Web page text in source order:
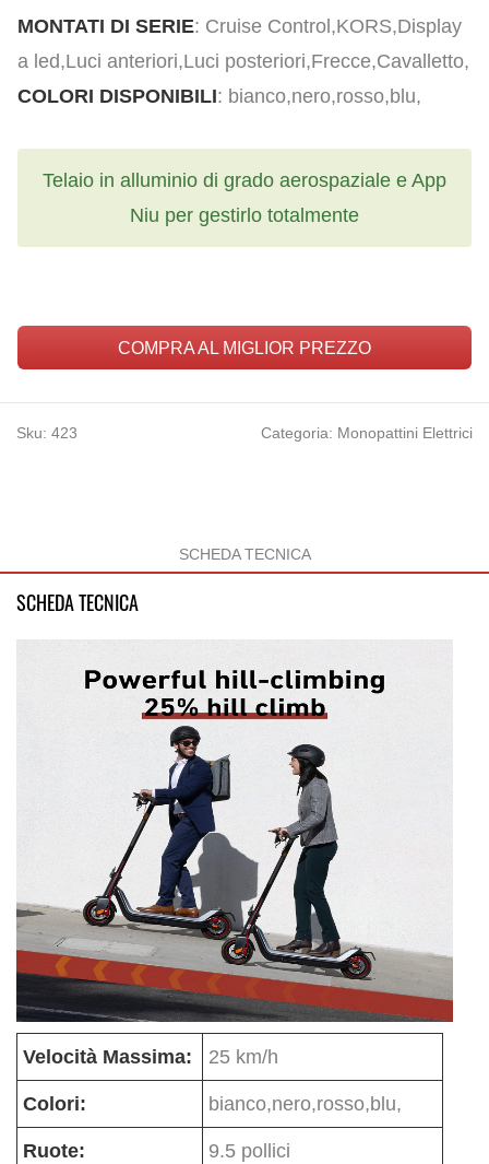
MONTATI DI SERIE: Cruise Control,KORS,Display
a led,Luci anteriori,Luci posteriori,Frecce,Cavalletto,
COLORI DISPONIBILI: bianco,nero,rosso,blu,
Telaio in alluminio di grado aerospaziale e App
Niu per gestirlo totalmente
COMPRA AL MIGLIOR PREZZO
Sku: 423 Categoria: Monopattini Elettrici
SCHEDA TECNICA
SCHEDA TECNICA
Velocità Massima: 25 km/h
Colori: bianco,nero,rosso,blu,
Ruote: 9.5 pollici